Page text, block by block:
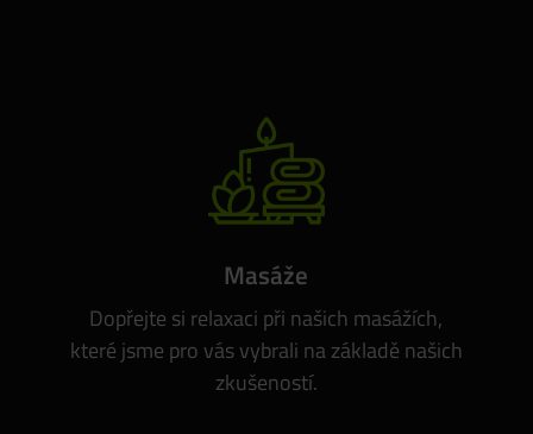
Masáže
Dopřejte si relaxaci při našich masážích,
které jsme pro vás vybrali na základě našich
zkušeností.